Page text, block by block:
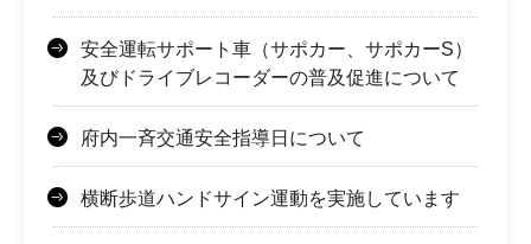
安全運転サポート車（サポカー、サポカーS）
及びドライブレコーダーの普及促進について
府内一斉交通安全指導日について
横断歩道ハンドサイン運動を実施しています